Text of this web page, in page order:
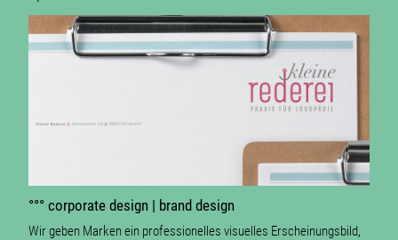
°°° corporate design | brand design
Wir geben Marken ein professionelles visuelles Erscheinungsbild,